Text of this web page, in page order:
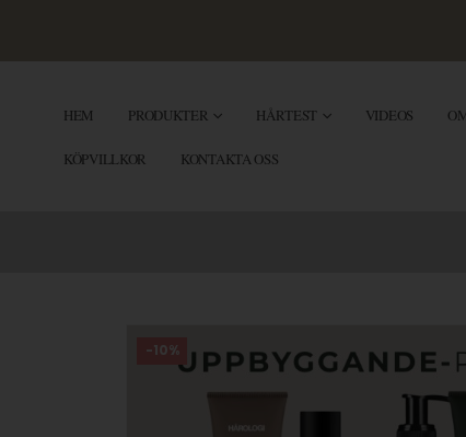
HEM PRODUKTER HÅRTEST VIDEOS
KÖPVILLKOR KONTAKTA OSS
-10%